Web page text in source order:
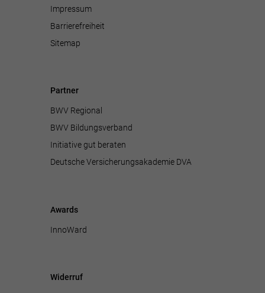
Impressum
Barrierefreiheit
Sitemap
Partner
BWV Regional
BWV Bildungsverband
Initiative gut beraten
Deutsche Versicherungsakademie DVA
Awards
InnoWard
Widerruf